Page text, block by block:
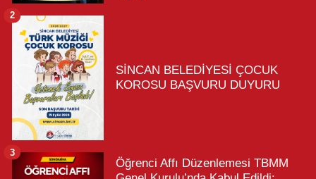
SİNCAN BELEDİYESİ ÇOCUK
KOROSU BAŞVURU DUYURU
2
Öğrenci Affı Düzenlemesi TBMM
3